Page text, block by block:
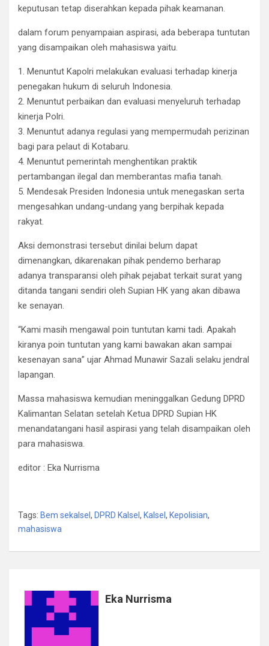
keputusan tetap diserahkan kepada pihak keamanan.
dalam forum penyampaian aspirasi, ada beberapa tuntutan
yang disampaikan oleh mahasiswa yaitu.
1. Menuntut Kapolri melakukan evaluasi terhadap kinerja
penegakan hukum di seluruh Indonesia.
2. Menuntut perbaikan dan evaluasi menyeluruh terhadap
kinerja Polri.
3. Menuntut adanya regulasi yang mempermudah perizinan
bagi para pelaut di Kotabaru.
4. Menuntut pemerintah menghentikan praktik
pertambangan ilegal dan memberantas mafia tanah.
5. Mendesak Presiden Indonesia untuk menegaskan serta
mengesahkan undang-undang yang berpihak kepada
rakyat.
Aksi demonstrasi tersebut dinilai belum dapat
dimenangkan, dikarenakan pihak pendemo berharap
adanya transparansi oleh pihak pejabat terkait surat yang
ditanda tangani sendiri oleh Supian HK yang akan dibawa
ke senayan.
“Kami masih mengawal poin tuntutan kami tadi. Apakah
kiranya poin tuntutan yang kami bawakan akan sampai
kesenayan sana” ujar Ahmad Munawir Sazali selaku jendral
lapangan.
Massa mahasiswa kemudian meninggalkan Gedung DPRD
Kalimantan Selatan setelah Ketua DPRD Supian HK
menandatangani hasil aspirasi yang telah disampaikan oleh
para mahasiswa.
editor : Eka Nurrisma
Tags: Bem sekalsel , DPRD Kalsel , Kalsel , Kepolisian,
mahasiswa
Eka Nurrisma